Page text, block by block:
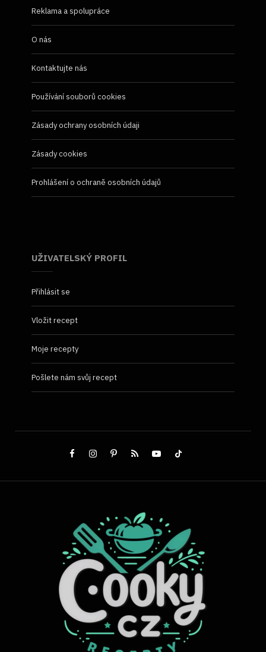
Reklama a spolupráce
O nás
Kontaktujte nás
Používání souborů cookies
Zásady ochrany osobních údaji
Zásady cookies
Prohlášení o ochraně osobních údajů
UŽIVATELSKÝ PROFIL
Přihlásit se
Vložit recept
Moje recepty
Pošlete nám svůj recept